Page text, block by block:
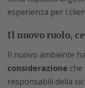
esperienza per i
Il nuovo ruolo,
Il nuovo ambiente
considerazione
responsabili della